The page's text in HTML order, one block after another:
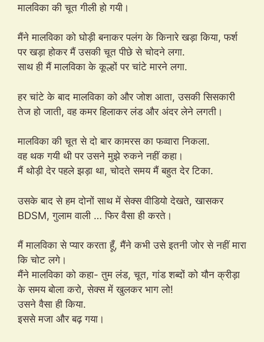
मालविका की चूत गीली हो गयी।
मैंने मालविका को घोड़ी बनाकर पलंग के किनारे खड़ा किया, फर्श
पर खड़ा होकर मैं उसकी चूत पीछे से चोदने लगा.
साथ ही मैं मालविका के कूल्हों पर चांटे मारने लगा.
हर चांटे के बाद मालविका को और जोश आता, उसकी सिसकारी
तेज हो जाती, वह कमर हिलाकर लंड और अंदर लेने लगती।
मालविका की चूत से दो बार कामरस का फव्वारा निकला.
वह थक गयी थी पर उसने मुझे रुकने नहीं कहा।
मैं थोड़ी देर पहले झड़ा था, चोदते समय मैं बहुत देर टिका.
उसके बाद से हम दोनों साथ में सेक्स वीडियो देखते, खासकर
BDSM, गुलाम वाली … फिर वैसा ही करते।
मैं मालविका से प्यार करता हूँ, मैंने कभी उसे इतनी जोर से नहीं मारा
कि चोट लगे।
मैंने मालविका को कहा- तुम लंड, चूत, गांड शब्दों को यौन क्रीड़ा
के समय बोला करो, सेक्स में खुलकर भाग लो!
उसने वैसा ही किया.
इससे मजा और बढ़ गया।